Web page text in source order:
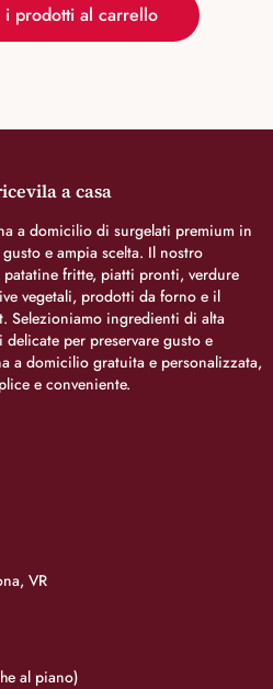
prodotti al carrello
a casa
a domicilio di surgelati premium in
e ampia scelta. Il nostro
fritte, piatti pronti, verdure
vegetali, prodotti da forno e il
Selezioniamo ingredienti di alta
per preservare gusto e
a domicilio gratuita e personalizzata,
e conveniente.
VR
al piano)